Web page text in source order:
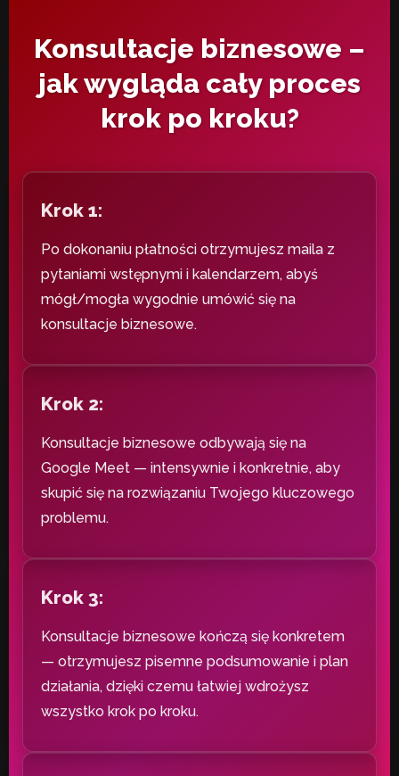
Konsultacje biznesowe –
jak wygląda cały proces
krok po kroku?
Krok 1:
Po dokonaniu płatności otrzymujesz maila z
pytaniami wstępnymi i kalendarzem, abyś
mógł/mogła wygodnie umówić się na
konsultacje biznesowe.
Krok 2:
Konsultacje biznesowe odbywają się na
Google Meet — intensywnie i konkretnie, aby
skupić się na rozwiązaniu Twojego kluczowego
problemu.
Krok 3:
Konsultacje biznesowe kończą się konkretem
— otrzymujesz pisemne podsumowanie i plan
działania, dzięki czemu łatwiej wdrożysz
wszystko krok po kroku.